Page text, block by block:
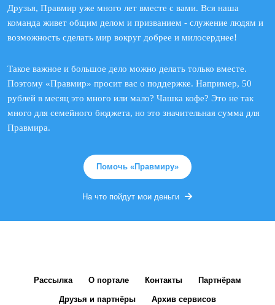
Друзья, Правмир уже много лет вместе с вами. Вся наша
команда живет общим делом и призванием - служение людям и
возможность сделать мир вокруг добрее и милосерднее!
Такое важное и большое дело можно делать только вместе.
Поэтому «Правмир» просит вас о поддержке. Например, 50
рублей в месяц это много или мало? Чашка кофе? Это не так
много для семейного бюджета, но это значительная сумма для
Правмира.
Помочь «Правмиру»
На что пойдут мои деньги
Рассылка О портале Контакты Партнёрам
Друзья и партнёры Архив сервисов